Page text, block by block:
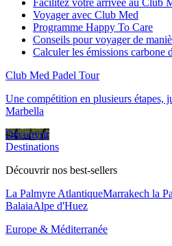
Facilitez votre arrivée au Club
Voyager avec Club Med
Programme Happy To Care
Conseils pour voyager de
Calculer les émissions carbone
Club Med Padel Tour
Une compétition en plusieurs étapes,
Marbella
Découvrir
Destinations
Découvrir nos best-sellers
La Palmyre AtlantiqueMarrakech la
BalaiaAlpe d'Huez
Europe & Méditerranée